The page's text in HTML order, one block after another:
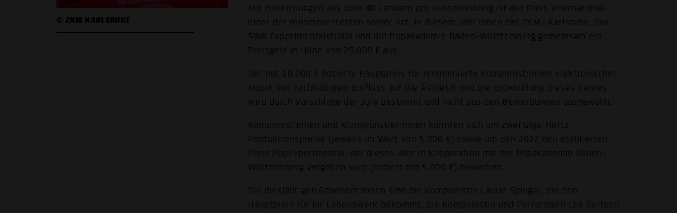
© ZKM KARLSRUHE
Mit Einreichungen aus über 40 Ländern pro Ausschreibung ist der Preis international
einer der renommiertesten seiner Art. In diesem Jahr loben das ZKM | Karlsruhe, das
SWR Experimentalstudio und die Popakademie Baden-Württemberg gemeinsam ein
Preisgeld in Höhe von 25.000 € aus.
Der mit 10.000 € dotierte Hauptpreis für renommierte Komponist:innen elektronischer
Musik mit nachhaltigem Einfluss auf die Ästhetik und die Entwicklung dieses Genres
wird durch Vorschläge der Jury bestimmt und nicht aus den Bewerbungen ausgewählt.
Komponist:innen und Klangkünstler:innen konnten sich um zwei Giga-Hertz-
Produktionspreise (jeweils im Wert von 5.000 €) sowie um den 2022 neu etablierten
Preis PopExperimental, der dieses Jahr in Kooperation mit der Popakademie Baden-
Württemberg vergeben wird (dotiert mit 5.000 €) bewerben.
Die diesjährigen Gewinner:innen sind die Komponistin Laurie Spiegel, die den
Hauptpreis für ihr Lebenswerk bekommt, die Komponistin und Performern Lea Bertucci